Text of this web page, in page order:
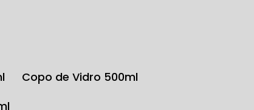
Copo de Vidro 500ml